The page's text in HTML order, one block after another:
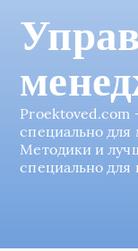
Proektoved.com
специально для
Методики и
специально для